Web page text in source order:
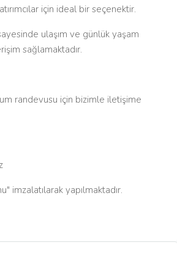
için ideal bir seçenektir.
ulaşım ve günlük yaşam
sağlamaktadır.
randevusu için bizimle iletişime
imzalatılarak yapılmaktadır.